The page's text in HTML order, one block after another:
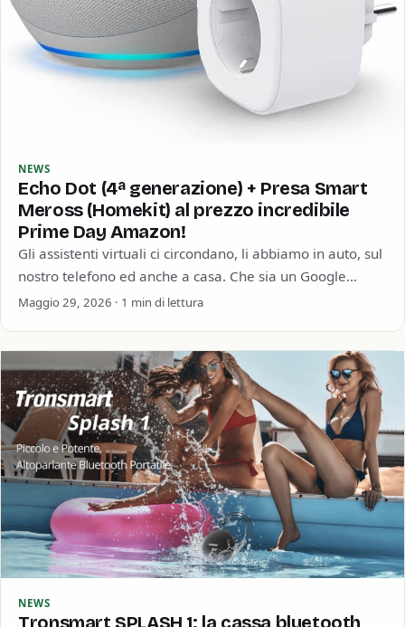
NEWS
Echo Dot (4ª generazione) + Presa Smart
Meross (Homekit) al prezzo incredibile
Prime Day Amazon!
Gli assistenti virtuali ci circondano, li abbiamo in auto, sul
nostro telefono ed anche a casa. Che sia un Google
Home, un…
Maggio 29, 2026 · 1 min di lettura
NEWS
Tronsmart SPLASH 1: la cassa bluetooth